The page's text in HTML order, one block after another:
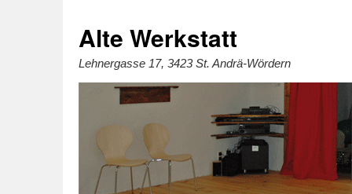
Alte Werkstatt
Lehnergasse 17, 3423 St. Andrä-Wördern